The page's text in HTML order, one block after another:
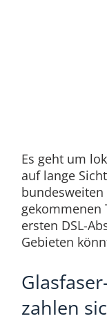
Es geht um
auf lange
bundesweiten
gekommenen
ersten DSL-
Gebieten
zahlen